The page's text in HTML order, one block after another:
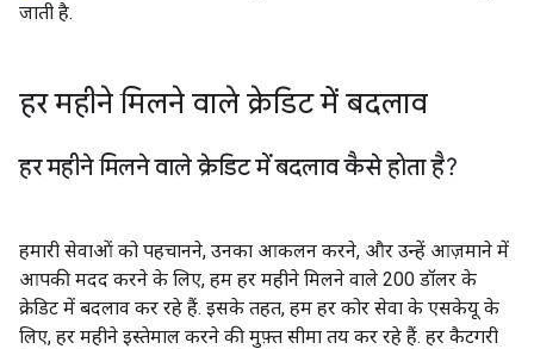
जाती है.
हर महीने मिलने वाले क्रेडिट में बदलाव
हर महीने मिलने वाले क्रेडिट में बदलाव कैसे होता है?
हमारी सेवाओं को पहचानने, उनका आकलन करने, और उन्हें आज़माने में
आपकी मदद करने के लिए, हम हर महीने मिलने वाले 200 डॉलर के
क्रेडिट में बदलाव कर रहे हैं. इसके तहत, हम हर कोर सेवा के एसकेयू के
लिए, हर महीने इस्तेमाल करने की मुफ़्त सीमा तय कर रहे हैं. हर कैटगरी